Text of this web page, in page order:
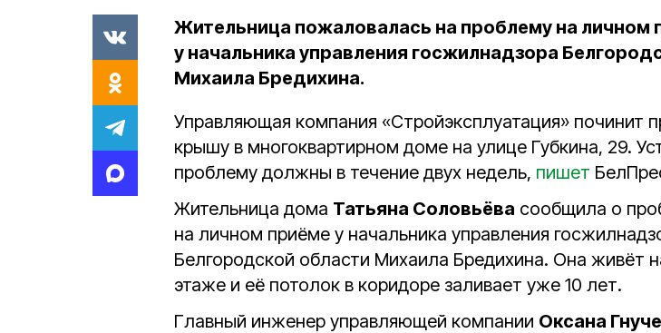
Жительница пожаловалась на проблему на личном
у начальника управления госжилнадзора
Михаила Бредихина.
Управляющая компания «Стройэксплуатация» починит
крышу в многоквартирном доме на улице Губкина, 29.
проблему должны в течение двух недель, пишет
Жительница дома Татьяна Соловьёва сообщила о
на личном приёме у начальника управления
Белгородской области Михаила Бредихина. Она живёт
этаже и её потолок в коридоре заливает уже 10 лет.
Главный инженер управляющей компании Оксана